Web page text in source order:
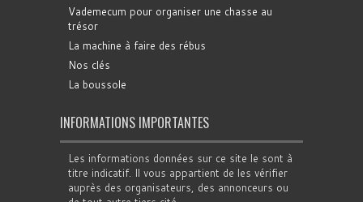
Vademecum pour organiser une chasse au
trésor
La machine à faire des rébus
Nos clés
La boussole
INFORMATIONS IMPORTANTES
Les informations données sur ce site le sont à
titre indicatif. Il vous appartient de les vérifier
auprès des organisateurs, des annonceurs ou